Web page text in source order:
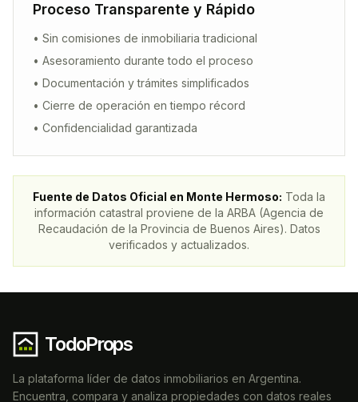
Proceso Transparente y Rápido
• Sin comisiones de inmobiliaria tradicional
• Asesoramiento durante todo el proceso
• Documentación y trámites simplificados
• Cierre de operación en tiempo récord
• Confidencialidad garantizada
Fuente de Datos Oficial en Monte Hermoso: Toda la
información catastral proviene de la ARBA (Agencia de
Recaudación de la Provincia de Buenos Aires). Datos
verificados y actualizados.
TodoProps
La plataforma líder de datos inmobiliarios en Argentina.
Encuentra, compara y analiza propiedades con datos reales